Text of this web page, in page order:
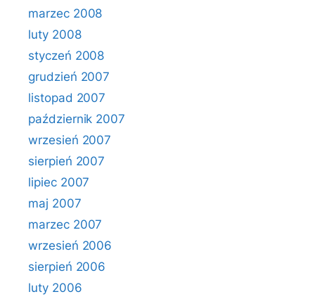
marzec 2008
luty 2008
styczeń 2008
grudzień 2007
listopad 2007
październik 2007
wrzesień 2007
sierpień 2007
lipiec 2007
maj 2007
marzec 2007
wrzesień 2006
sierpień 2006
luty 2006